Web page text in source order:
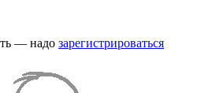
— надо зарегистрироваться